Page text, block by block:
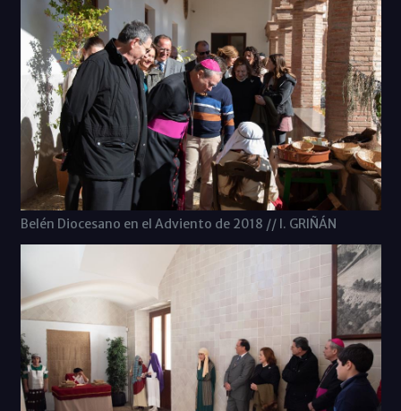
Belén Diocesano en el Adviento de 2018 // I. GRIÑÁN